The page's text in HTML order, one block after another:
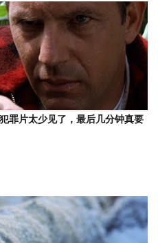
罪片太少见了，最后几分钟真要